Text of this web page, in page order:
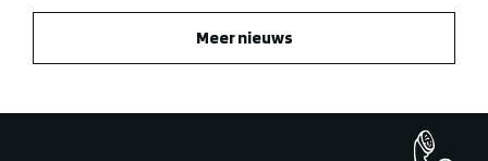
Meer nieuws